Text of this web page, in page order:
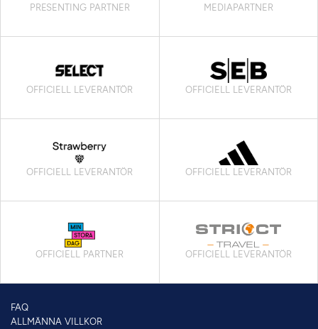
PRESENTING PARTNER
MEDIAPARTNER
OFFICIELL LEVERANTÖR OFFICIELL LEVERANTÖR
OFFICIELL LEVERANTÖR OFFICIELL LEVERANTÖR
OFFICIELL PARTNER OFFICIELL LEVERANTÖR
FAQ
ALLMÄNNA VILLKOR